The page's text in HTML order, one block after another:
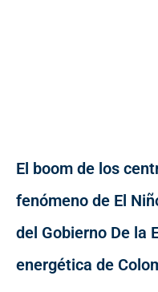
El boom de los
fenómeno de El
del Gobierno De la
energética de